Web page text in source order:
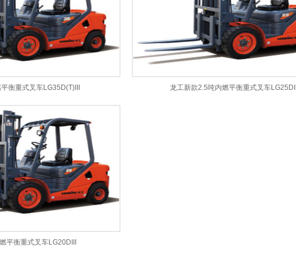
衡重式叉车LG35D(T)III 龙工新款2.5吨内燃平衡重式叉车LG25DIII
平衡重式叉车LG20DIII